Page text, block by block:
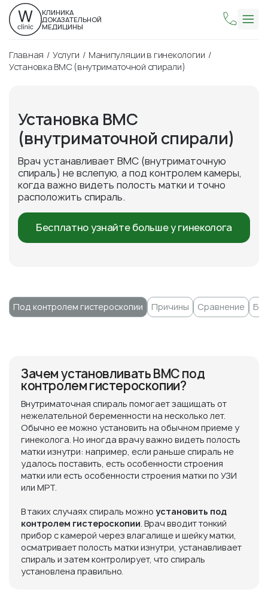
КЛИНИКА
ДОКАЗАТЕЛЬНОЙ
МЕДИЦИНЫ
Главная Услуги
Манипуляции в гинекологии
Установка ВМС (внутриматочной спирали)
Установка ВМС
(внутриматочной спирали)
Врач устанавливает ВМС (внутриматочную
спираль) не вслепую, а под контролем камеры,
когда важно видеть полость матки и точно
расположить спираль.
Бесплатно узнайте больше у гинеколога
Под контролем гистероскопии Причины Сравнение
Зачем установливать ВМС под
контролем гистероскопии?
Внутриматочная спираль помогает защищать от
нежелательной беременности на несколько лет.
Обычно ее можно установить на обычном приеме у
гинеколога. Но иногда врачу важно видеть полость
матки изнутри: например, если раньше спираль не
удалось поставить, есть особенности строения
матки или есть особенности строения матки по УЗИ
или МРТ.
В таких случаях спираль можно установить под
контролем гистероскопии. Врач вводит тонкий
прибор с камерой через влагалище и шейку матки,
осматривает полость матки изнутри, устанавливает
спираль и затем контролирует, что спираль
установлена правильно.